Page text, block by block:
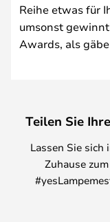
Reihe etwas für
umsonst
Awards, als
Teilen Sie
Lassen Sie sich
Zuhause